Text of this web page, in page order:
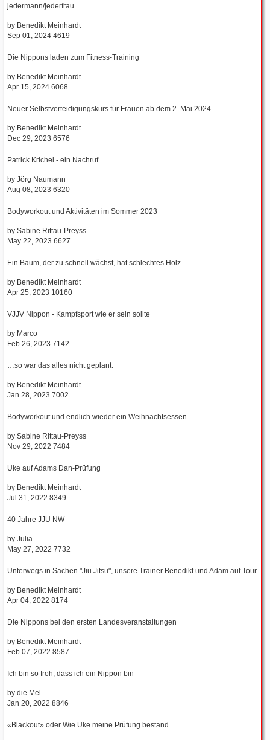
jedermann/jederfrau
by Benedikt Meinhardt
Sep 01, 2024 4619
Die Nippons laden zum Fitness-Training
by Benedikt Meinhardt
Apr 15, 2024 6068
Neuer Selbstverteidigungskurs für Frauen ab dem 2. Mai 2024
by Benedikt Meinhardt
Dec 29, 2023 6576
Patrick Krichel - ein Nachruf
by Jörg Naumann
Aug 08, 2023 6320
Bodyworkout und Aktivitäten im Sommer 2023
by Sabine Rittau-Preyss
May 22, 2023 6627
Ein Baum, der zu schnell wächst, hat schlechtes Holz.
by Benedikt Meinhardt
Apr 25, 2023 10160
VJJV Nippon - Kampfsport wie er sein sollte
by Marco
Feb 26, 2023 7142
…so war das alles nicht geplant.
by Benedikt Meinhardt
Jan 28, 2023 7002
Bodyworkout und endlich wieder ein Weihnachtsessen...
by Sabine Rittau-Preyss
Nov 29, 2022 7484
Uke auf Adams Dan-Prüfung
by Benedikt Meinhardt
Jul 31, 2022 8349
40 Jahre JJU NW
by Julia
May 27, 2022 7732
Unterwegs in Sachen "Jiu Jitsu", unsere Trainer Benedikt und Adam auf Tour
by Benedikt Meinhardt
Apr 04, 2022 8174
Die Nippons bei den ersten Landesveranstaltungen
by Benedikt Meinhardt
Feb 07, 2022 8587
Ich bin so froh, dass ich ein Nippon bin
by die Mel
Jan 20, 2022 8846
«Blackout» oder Wie Uke meine Prüfung bestand